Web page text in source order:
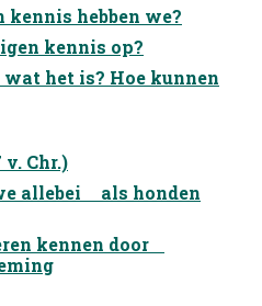
hebben we?
kennis op?
het is? Hoe kunnen
Chr.)
allebei als honden
kennen door